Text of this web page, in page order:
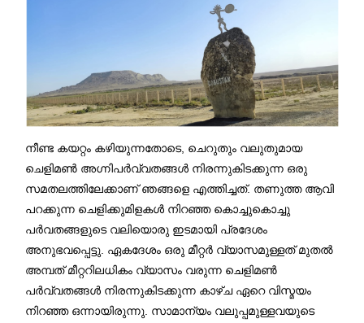
നീണ്ട കയറ്റം കഴിയുന്നതോടെ, ചെറുതും വലുതുമായ
ചെളിമൺ അഗ്നിപർവ്വതങ്ങൾ നിരന്നുകിടക്കുന്ന ഒരു
സമതലത്തിലേക്കാണ് ഞങ്ങളെ എത്തിച്ചത്. തണുത്ത ആവി
പറക്കുന്ന ചെളിക്കുമിളകൾ നിറഞ്ഞ കൊച്ചുകൊച്ചു
പർവതങ്ങളുടെ വലിയൊരു ഇടമായി പ്രദേശം
അനുഭവപ്പെട്ടു. ഏകദേശം ഒരു മീറ്റർ വ്യാസമുള്ളത് മുതൽ
അമ്പത് മീറ്ററിലധികം വ്യാസം വരുന്ന ചെളിമൺ
പർവ്വതങ്ങൾ നിരന്നുകിടക്കുന്ന കാഴ്ച ഏറെ വിസ്മയം
നിറഞ്ഞ ഒന്നായിരുന്നു. സാമാന്യം വലുപ്പമുള്ളവയുടെ